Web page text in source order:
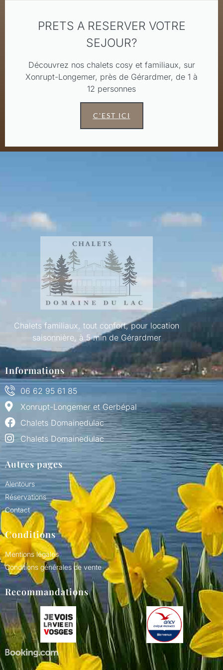
PRETS A RESERVER VOTRE
SEJOUR?
Découvrez nos chalets cosy et familiaux, sur
Xonrupt-Longemer, près de Gérardmer, de 1 à
12 personnes
C'EST ICI
Chalets familiaux, tout confort, pour location
saisonnière, à 5 min de Gérardmer
Informations
06 62 95 61 85
Xonrupt-Longemer et Gerbépal
Chalets Domainedulac
Chalets Domainedulac
Autres pages
Alentours
Réservations
Contact
Conditions
Mentions légales
Conditions générales de vente
Recommandations